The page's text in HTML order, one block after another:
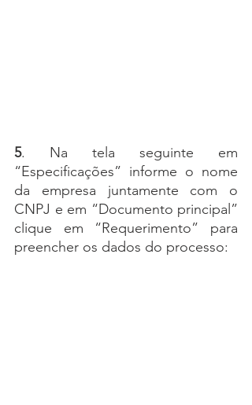
5. Na tela seguinte em
“Especificações” informe o nome
da empresa juntamente com o
CNPJ e em “Documento principal”
clique em “Requerimento” para
preencher os dados do processo: